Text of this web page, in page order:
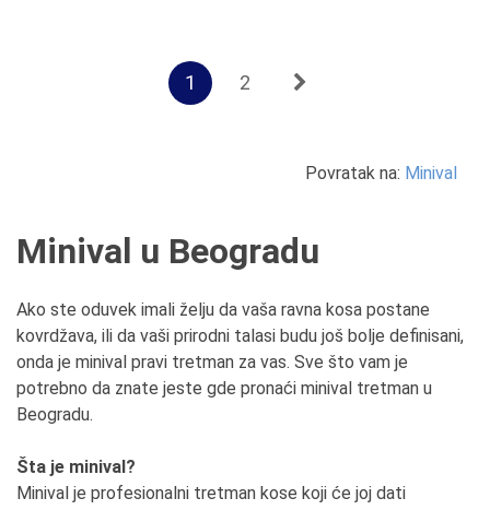
1 2
Povratak na: Minival
Minival u Beogradu
Ako ste oduvek imali želju da vaša ravna kosa postane
kovrdžava, ili da vaši prirodni talasi budu još bolje definisani,
onda je minival pravi tretman za vas. Sve što vam je
potrebno da znate jeste gde pronaći minival tretman u
Beogradu.
Šta je minival?
Minival je profesionalni tretman kose koji će joj dati